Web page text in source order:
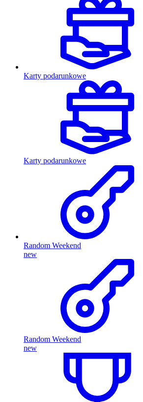
Karty podarunkowe
Karty podarunkowe
Random Weekend
new
Random Weekend
new